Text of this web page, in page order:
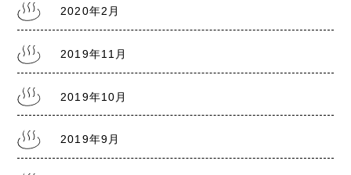
2020年2月
2019年11月
2019年10月
2019年9月